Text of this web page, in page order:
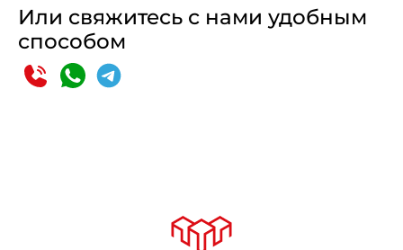
Или свяжитесь с нами удобным
способом